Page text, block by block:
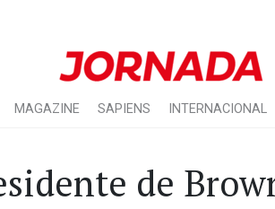
MAGAZINE SAPIENS INTERNACIONAL
de